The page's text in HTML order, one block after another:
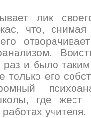
лик
что,
раз и было
только его
где
учителя.